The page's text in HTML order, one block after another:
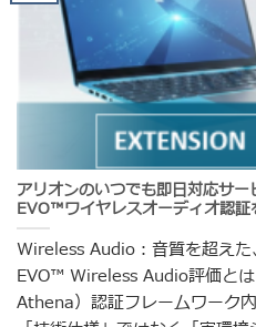
アリオンのいつでも即日対応サ
EVO™ワイヤレスオーディオ認証
Wireless Audio：音質を超え
EVO™ Wireless Audio評価
Athena）認証フレームワーク